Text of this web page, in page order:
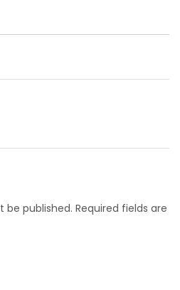
be published. Required fields are